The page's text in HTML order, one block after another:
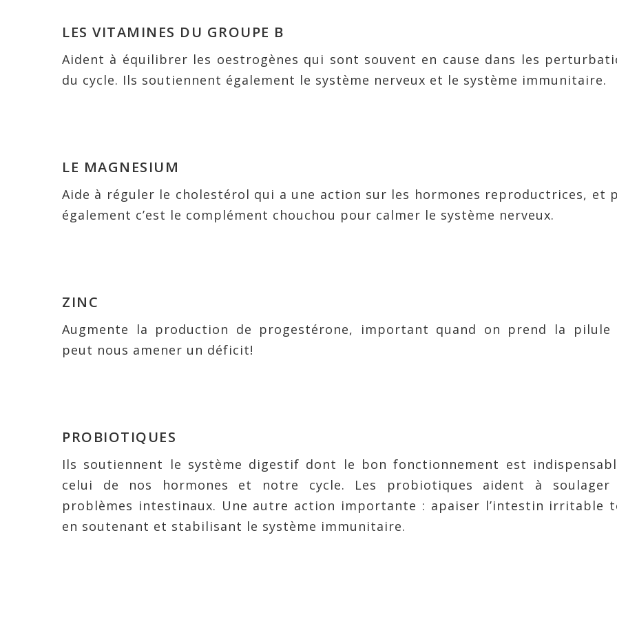
LES VITAMINES DU GROUPE B
Aident à équilibrer les oestrogènes qui sont souvent en cause dans les
du cycle. Ils soutiennent également le système nerveux et le système immunitaire.
LE MAGNESIUM
Aide à réguler le cholestérol qui a une action sur les hormones reproductrices, et
également c’est le complément chouchou pour calmer le système nerveux.
ZINC
Augmente la production de progestérone, important quand on prend la pilule
peut nous amener un déficit!
PROBIOTIQUES
Ils soutiennent le système digestif dont le bon fonctionnement est
celui de nos hormones et notre cycle. Les probiotiques aident à soulager
problèmes intestinaux. Une autre action importante : apaiser l’intestin irritable
en soutenant et stabilisant le système immunitaire.